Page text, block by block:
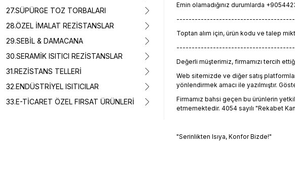
27.SÜPÜRGE TOZ TORBALARI
28.ÖZEL İMALAT REZİSTANSLAR
29.SEBİL & DAMACANA
30.SERAMİK ISITICI REZİSTANSLAR
31.REZİSTANS TELLERİ
32.ENDÜSTRİYEL ISITICILAR
33.E-TİCARET ÖZEL FIRSAT ÜRÜNLERİ
Emin olamadığınız durumlarda
Toptan alım için, ürün kodu ve talep
Değerli müşterimiz, firmamızı tercih
Web sitemizde ve diğer satış
yönlendirmek amacı ile yazılmıştır.
Firmamız bahsi geçen bu ürünlerin
etmemektedir. 4054 sayılı "Rekabet
"Serinlikten Isıya, Konfor Bizde!"